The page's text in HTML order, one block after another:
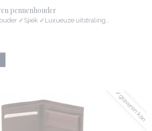
pennenhouder
✓Sjiek ✓Luxueuze uitstraling…
✓graveren kan